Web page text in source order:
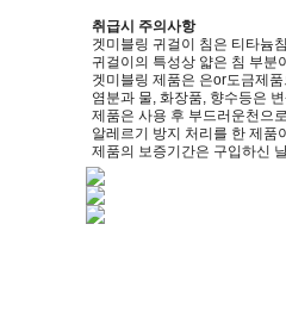
취급시 주의사항
겟미블링 귀걸이 침은 티타늄
귀걸이의 특성상 얇은 침 부분
겟미블링 제품은 은or도금제
염분과 물, 화장품, 향수등은
제품은 사용 후 부드러운천으
알레르기 방지 처리를 한 제품
제품의 보증기간은 구입하신